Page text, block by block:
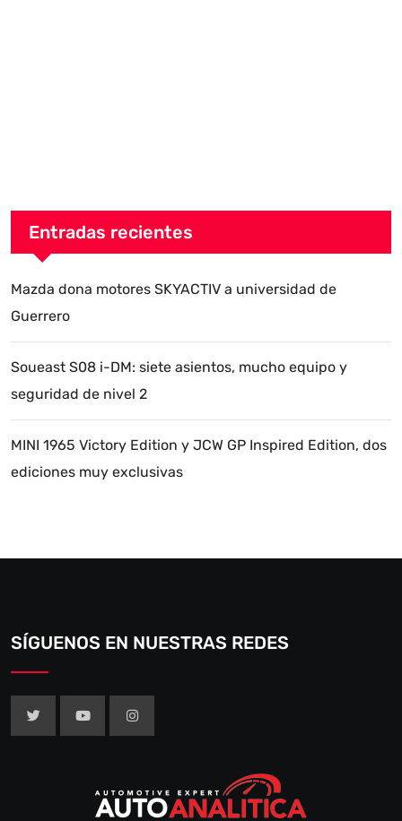
Entradas recientes
Mazda dona motores SKYACTIV a universidad de
Guerrero
Soueast S08 i-DM: siete asientos, mucho equipo y
seguridad de nivel 2
MINI 1965 Victory Edition y JCW GP Inspired Edition, dos
ediciones muy exclusivas
SÍGUENOS EN NUESTRAS REDES